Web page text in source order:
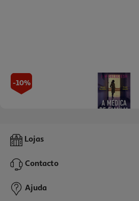
-10%
Livro A Médica De Família De J M Dalgliesh
19,99 € PVP de editor
17,99 €
Lojas
Contacto
Ajuda